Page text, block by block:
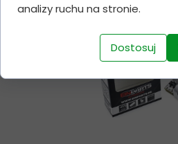
analizy ruchu na stronie.
Dostosuj